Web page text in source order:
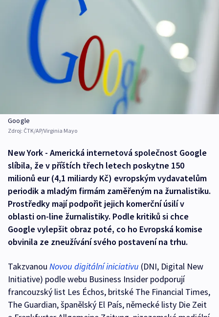
Google
Zdroj: ČTK/AP/Virginia Mayo
New York - Americká internetová společnost Google
slíbila, že v příštích třech letech poskytne 150
milionů eur (4,1 miliardy Kč) evropským vydavatelům
periodik a mladým firmám zaměřeným na žurnalistiku.
Prostředky mají podpořit jejich komerční úsilí v
oblasti on-line žurnalistiky. Podle kritiků si chce
Google vylepšit obraz poté, co ho Evropská komise
obvinila ze zneužívání svého postavení na trhu.
Takzvanou Novou digitální iniciativu (DNI, Digital New
Initiative) podle webu Business Insider podporují
francouzský list Les Échos, britské The Financial Times,
The Guardian, španělský El País, německé listy Die Zeit